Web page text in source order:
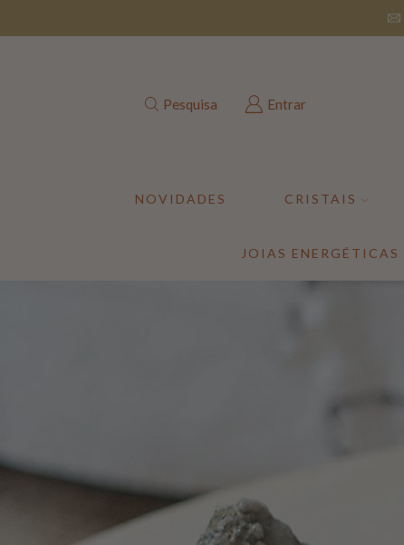
Pesquisa Entrar
NOVIDADES CRISTAIS
JOIAS ENERGÉTICAS